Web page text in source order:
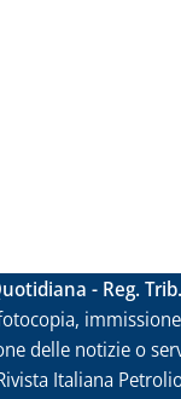
- Reg.
delle notizie o
Italiana